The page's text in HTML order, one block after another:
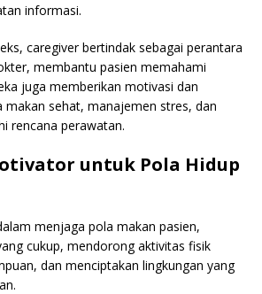
informasi.
caregiver bertindak sebagai perantara
membantu pasien memahami
juga memberikan motivasi dan
makan sehat, manajemen stres, dan
rencana perawatan.
untuk Pola Hidup
menjaga pola makan pasien,
cukup, mendorong aktivitas fisik
dan menciptakan lingkungan yang